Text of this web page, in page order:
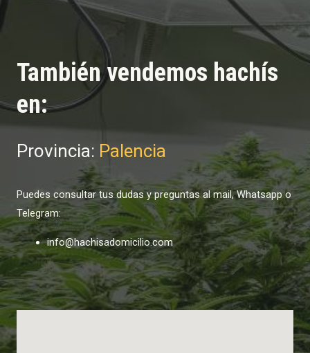
También vendemos hachís
en:
Provincia: Palencia
Puedes consultar tus dudas y preguntas al mail, Whatsapp o
Telegram:
info@hachisadomicilio.com